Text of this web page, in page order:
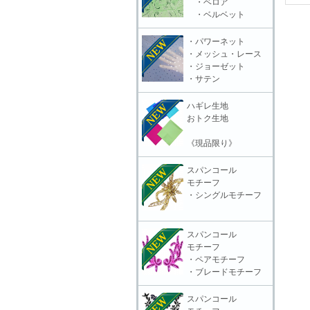
・ベロア
・ベルベット
・パワーネット
・メッシュ・レース
・ジョーゼット
・サテン
ハギレ生地
おトク生地
《現品限り》
スパンコール
モチーフ
・シングルモチーフ
スパンコール
モチーフ
・ペアモチーフ
・ブレードモチーフ
スパンコール